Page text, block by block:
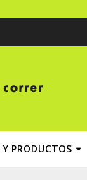
Y PRODUCTOS